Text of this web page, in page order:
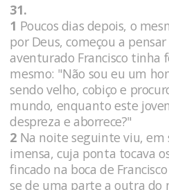
31.
1 Poucos dias depois, o
por Deus, começou a
aventurado Francisco tinha
mesmo: "Não sou eu um
sendo velho, cobiço e
mundo, enquanto este
despreza e aborrece?"
2 Na noite seguinte viu, em
imensa, cuja ponta tocava
fincado na boca de
se de uma parte a outra do